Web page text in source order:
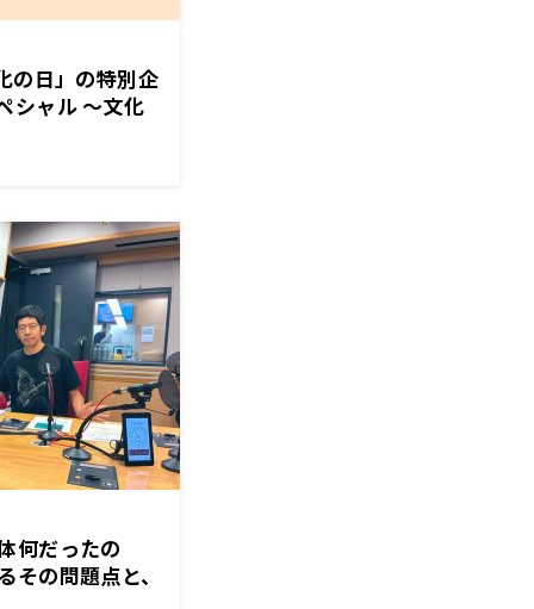
の日」の特別企
シャル ～文化
何だったの
の問題点と、